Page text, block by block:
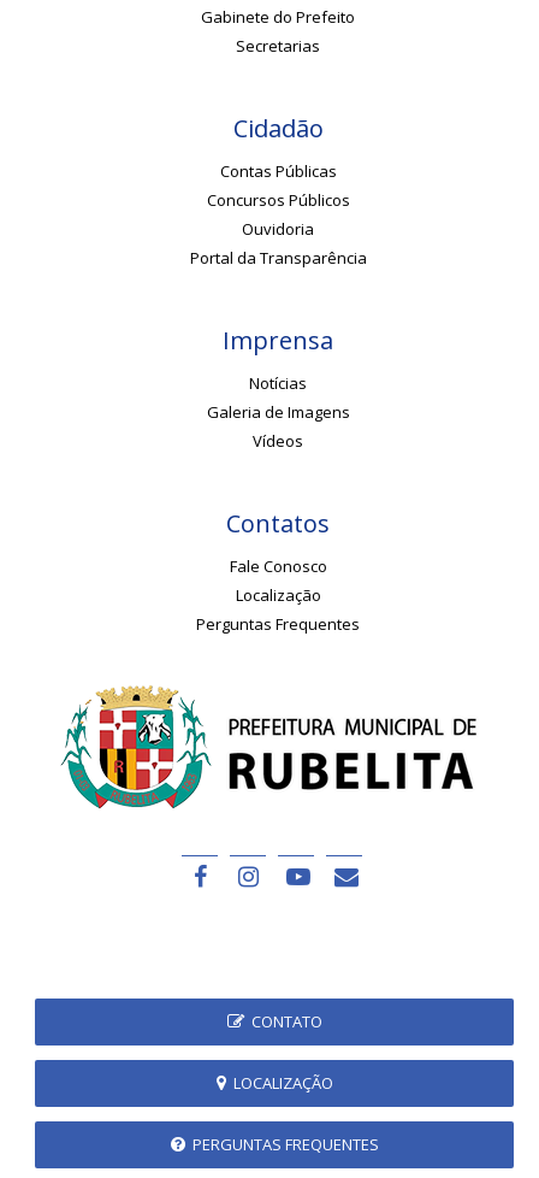
Gabinete do Prefeito
Secretarias
Cidadão
Contas Públicas
Concursos Públicos
Ouvidoria
Portal da Transparência
Imprensa
Notícias
Galeria de Imagens
Vídeos
Contatos
Fale Conosco
Localização
Perguntas Frequentes
CONTATO
LOCALIZAÇÃO
PERGUNTAS FREQUENTES